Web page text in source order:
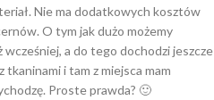
Nie ma dodatkowych kosztów
O tym jak dużo możemy
wcześniej, a do tego dochodzi jeszcze
tkaninami i tam z miejsca mam
Proste prawda? 🙂